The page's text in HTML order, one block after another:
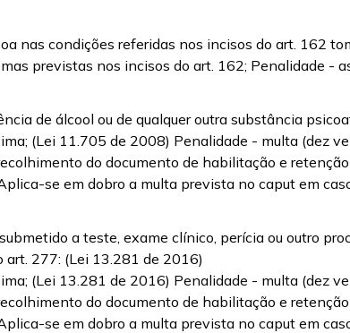
nas condições referidas nos incisos do art. 162
previstas nos incisos do art. 162; Penalidade -
de álcool ou de qualquer outra substância
(Lei 11.705 de 2008) Penalidade - multa (dez
do documento de habilitação e
se em dobro a multa prevista no caput em
a teste, exame clínico, perícia ou outro
art. 277: (Lei 13.281 de 2016)
(Lei 13.281 de 2016) Penalidade - multa (dez
do documento de habilitação e
se em dobro a multa prevista no caput em